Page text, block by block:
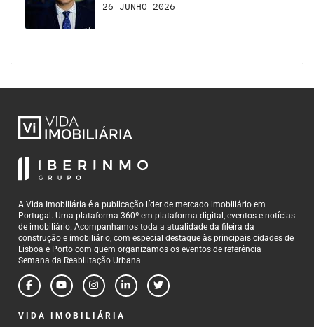
26 JUNHO 2026
A Vida Imobiliária é a publicação líder de mercado imobiliário em
Portugal. Uma plataforma 360º em plataforma digital, eventos e notícias
de imobiliário. Acompanhamos toda a atualidade da fileira da
construção e imobiliário, com especial destaque às principais cidades de
Lisboa e Porto com quem organizamos os eventos de referência –
Semana da Reabilitação Urbana.
VIDA IMOBILIÁRIA